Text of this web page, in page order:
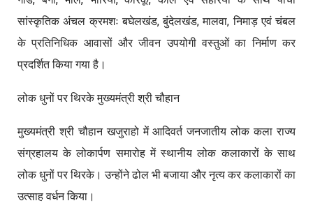
सांस्कृतिक अंचल क्रमशः बघेलखंड, बुंदेलखंड, मालवा, निमाड़ एवं चंबल
के प्रतिनिधिक आवासों और जीवन उपयोगी वस्तुओं का निर्माण कर
प्रदर्शित किया गया है।
लोक धुनों पर थिरके मुख्यमंत्री श्री चौहान
मुख्यमंत्री श्री चौहान खजुराहो में आदिवर्त जनजातीय लोक कला राज्य
संग्रहालय के लोकार्पण समारोह में स्थानीय लोक कलाकारों के साथ
लोक धुनों पर थिरके। उन्होंने ढोल भी बजाया और नृत्य कर कलाकारों का
उत्साह वर्धन किया।